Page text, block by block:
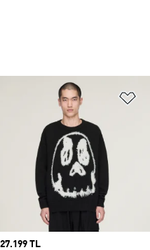
Listesine Ekle
Price
27.199 TL